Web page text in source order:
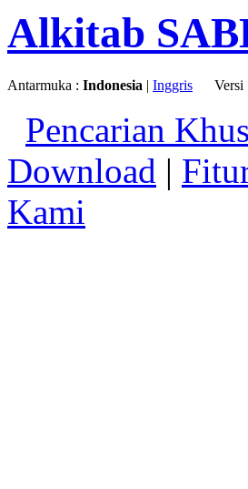
Alkitab
Antarmuka : Indonesia | Inggris Versi
Pencarian
Download |
Kami